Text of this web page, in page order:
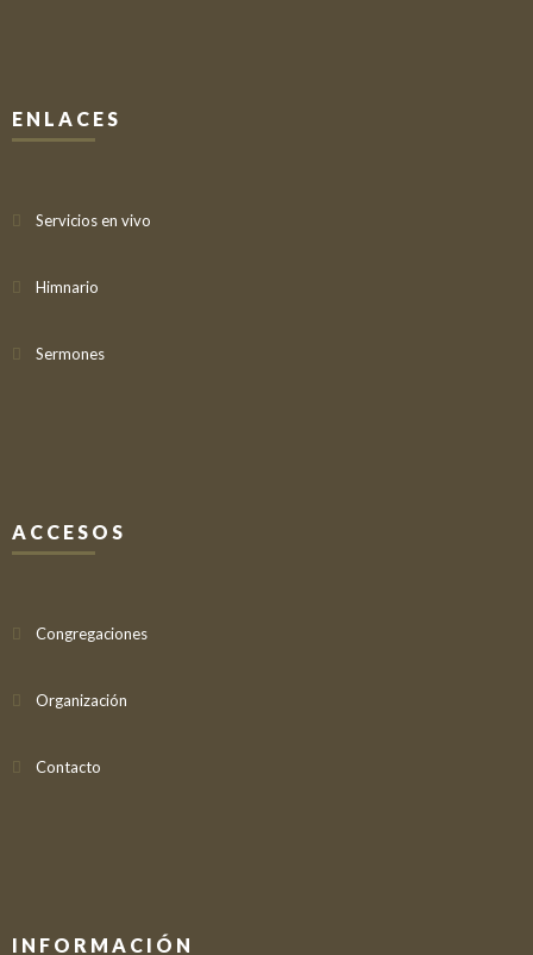
ENLACES
Servicios en vivo
Himnario
Sermones
ACCESOS
Congregaciones
Organización
Contacto
INFORMACIÓN